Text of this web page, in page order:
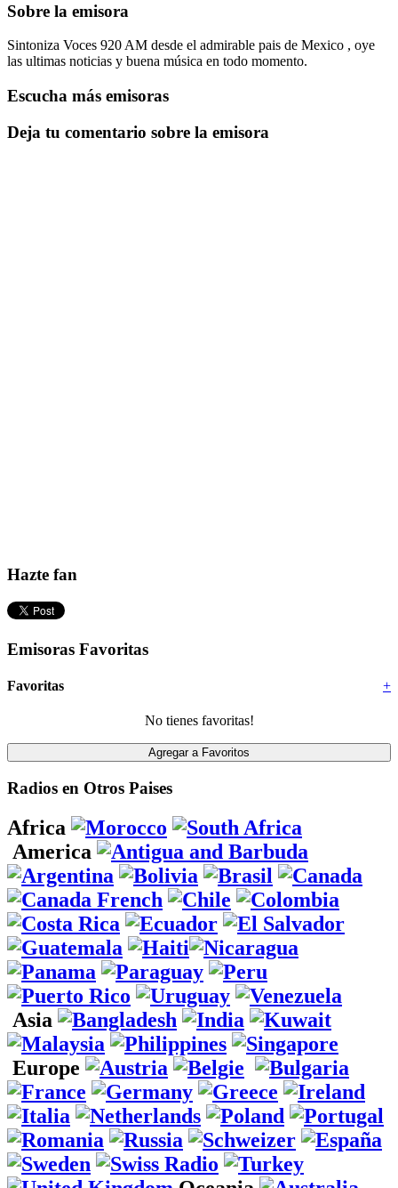
Sobre la emisora
Sintoniza Voces 920 AM desde el admirable pais de Mexico , oye
las ultimas noticias y buena música en todo momento.
Escucha más emisoras
Deja tu comentario sobre la emisora
Hazte fan
Emisoras Favoritas
+
Favoritas
No tienes favoritas!
Radios en Otros Paises
Africa
America
Asia
Europe